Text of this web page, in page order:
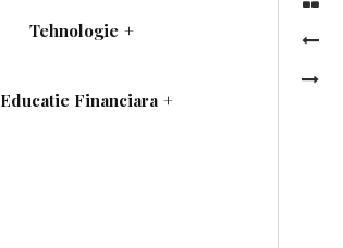
Tehnologie +
Educatie Financiara +